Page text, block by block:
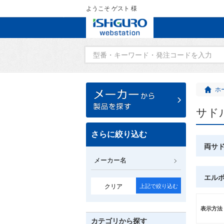
ようこそ ゲスト 様
ホ
サド
両サ
エル
表示方法
さらに絞り込む
メーカー名
クリア 上記で絞り込む
カテゴリから探す